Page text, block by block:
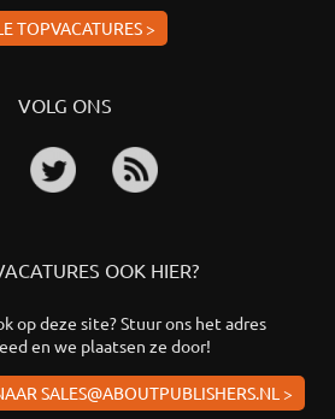
TOPVACATURES >
VOLG ONS
OOK HIER?
op deze site? Stuur ons het adres
en we plaatsen ze door!
SALES@ABOUTPUBLISHERS.NL >